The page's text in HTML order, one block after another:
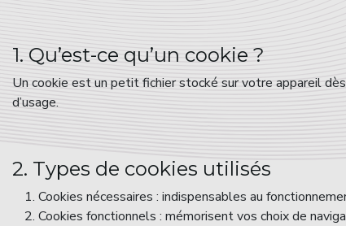
1. Qu’est-ce qu’un cookie ?
Un cookie est un petit fichier stocké sur votre appareil
d’usage.
2. Types de cookies utilisés
Cookies nécessaires : indispensables au
Cookies fonctionnels : mémorisent vos choix de